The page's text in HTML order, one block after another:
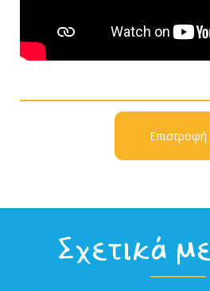
Επιστροφή
Σχετικά